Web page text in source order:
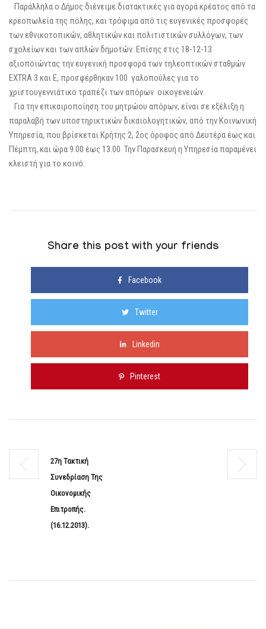
Παράλληλα ο Δήμος διένειμε διατακτικές για αγορά κρέατος από τα
κρεοπωλεία της πόλης, και τρόφιμα από τις ευγενικές προσφορές
των εθνικοτοπικών, αθλητικών και πολιτιστικών συλλόγων, των
σχολείων και των απλών δημοτών. Επίσης στις 18-12-13
αξιοποιώντας την ευγενική προσφορά των τηλεοπτικών σταθμών
EXTRA 3 και Ε, προσφέρθηκαν 100 γαλοπούλες για το
χριστουγεννιάτικο τραπέζι των απόρων οικογενειών.
Για την επικαιροποίηση του μητρώου απόρων, είναι σε εξέλιξη η
παραλαβή των υποστηρικτικών δικαιολογητικών, από την Κοινωνική
Υπηρεσία, που βρίσκεται Κρήτης 2, 2ος όροφος από Δευτέρα έως και
Πέμπτη, και ώρα 9.00 έως 13.00. Την Παρασκευή η Υπηρεσία παραμένει
κλειστή για το κοινό.
Share this post with your friends
Facebook
Twitter
Linkedin
Pinterest
27η Τακτική
Συνεδρίαση Της
Οικονομικής
Επιτροπής.
(16.12.2013).